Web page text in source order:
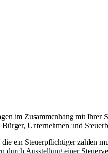
im Zusammenhang mit
Unternehmen und
ein Steuerpflichtiger zahlen
durch Ausstellung einer